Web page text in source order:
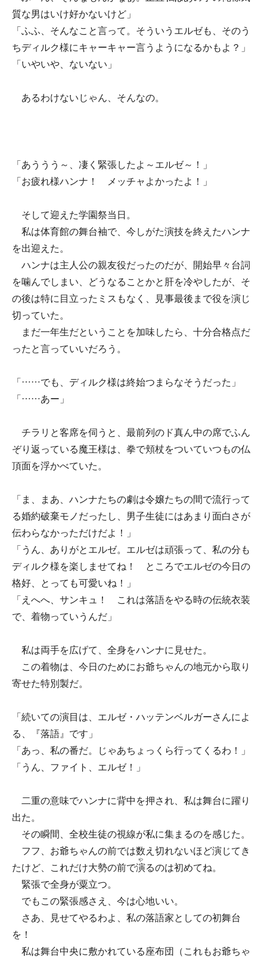
質な男はいけ好かないけど」
「ふふ、そんなこと言って。そういうエルゼも、そのう
ちディルク様にキャーキャー言うようになるかもよ？」
「いやいや、ないない」
あるわけないじゃん、そんなの。
「あううう～、凄く緊張したよ～エルゼ～！」
「お疲れ様ハンナ！ メッチャよかったよ！」
そして迎えた学園祭当日。
私は体育館の舞台袖で、今しがた演技を終えたハンナ
を出迎えた。
ハンナは主人公の親友役だったのだが、開始早々台詞
を噛んでしまい、どうなることかと肝を冷やしたが、そ
の後は特に目立ったミスもなく、見事最後まで役を演じ
切っていた。
まだ一年生だということを加味したら、十分合格点だ
ったと言っていいだろう。
「……でも、ディルク様は終始つまらなそうだった」
「……あー」
チラリと客席を伺うと、最前列のド真ん中の席でふん
ぞり返っている魔王様は、拳で頬杖をついていつもの仏
頂面を浮かべていた。
「ま、まあ、ハンナたちの劇は令嬢たちの間で流行って
る婚約破棄モノだったし、男子生徒にはあまり面白さが
伝わらなかっただけだよ！」
「うん、ありがとエルゼ。エルゼは頑張って、私の分も
ディルク様を楽しませてね！ ところでエルゼの今日の
格好、とっても可愛いね！」
「えへへ、サンキュ！ これは落語をやる時の伝統衣装
で、着物っていうんだ」
私は両手を広げて、全身をハンナに見せた。
この着物は、今日のためにお爺ちゃんの地元から取り
寄せた特別製だ。
「続いての演目は、エルゼ・ハッテンベルガーさんによ
る、『落語』です」
「あっ、私の番だ。じゃあちょっくら行ってくるわ！」
「うん、ファイト、エルゼ！」
二重の意味でハンナに背中を押され、私は舞台に躍り
出た。
その瞬間、全校生徒の視線が私に集まるのを感じた。
フフ、お爺ちゃんの前では数え切れないほど演じてき
たけど、これだけ大勢の前で演
や
るのは初めてね。
緊張で全身が粟立つ。
でもこの緊張感さえ、今は心地いい。
さあ、見せてやるわよ、私の落語家としての初舞台
を！
私は舞台中央に敷かれている座布団（これもお爺ちゃ